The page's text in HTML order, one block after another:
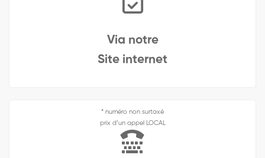
Via notre
Site internet
* numéro non surtaxé
prix d’un appel LOCAL